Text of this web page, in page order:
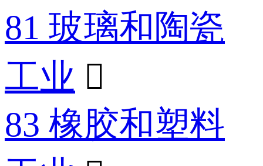
81 玻璃和陶瓷
工业 
83 橡胶和塑料